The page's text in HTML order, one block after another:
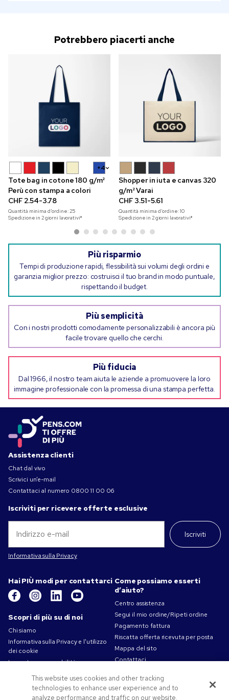
Potrebbero piacerti anche
+4
Tote bag in cotone 180 g/m²
Perù con stampa a colori
CHF 2.54-3.78
Quantità minima d'ordine:25
Spedizione in 2 giorni lavorativi*
Shopper in iuta e canvas 320
g/m² Varai
CHF 3.51-5.61
Quantità minima d'ordine:10
Spedizione in 2 giorni lavorativi*
Più risparmio
Tempi di produzione rapidi, flessibilità sui volumi degli ordini e
garanzia miglior prezzo: costruisci il tuo brand in modo puntuale,
rispettando il budget.
Più semplicità
Con i nostri prodotti comodamente personalizzabili è ancora più
facile trovare quello che cerchi.
Più fiducia
Dal 1966, il nostro team aiuta le aziende a promuovere la loro
immagine professionale con la promessa di una stampa perfetta.
Assistenza clienti
Chat dal vivo
Scrivici un’e-mail
Contattaci al numero 0800 11 00 06
Iscriviti per ricevere offerte esclusive
Iscriviti
Informativa sulla Privacy
Hai PIÙ modi per contattarci
Scopri di più su di noi
Chi siamo
Informativa sulla Privacy e l'utilizzo
dei cookie
La nostra responsabilità
Termini d'uso
Condizioni di vendita
Lavorare in Pens.com
Come possiamo esserti
d’aiuto?
Centro assistenza
Segui il mio ordine/Ripeti ordine
Pagamento fattura
Riscatta offerta ricevuta per posta
Mappa del sito
Contattaci
This website uses cookies and other tracking
technologies to enhance user experience and to
analyze performance and traffic on our website.